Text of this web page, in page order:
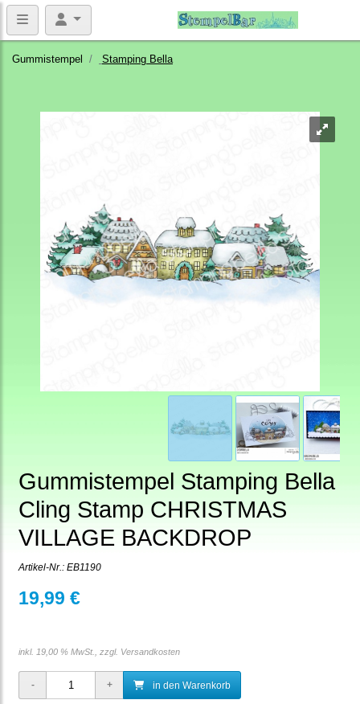
Gummistempel Stamping Bella
Gummistempel Stamping Bella
Cling Stamp CHRISTMAS
VILLAGE BACKDROP
Artikel-Nr.: EB1190
19,99 €
inkl. 19,00 % MwSt., zzgl. Versandkosten
in den Warenkorb